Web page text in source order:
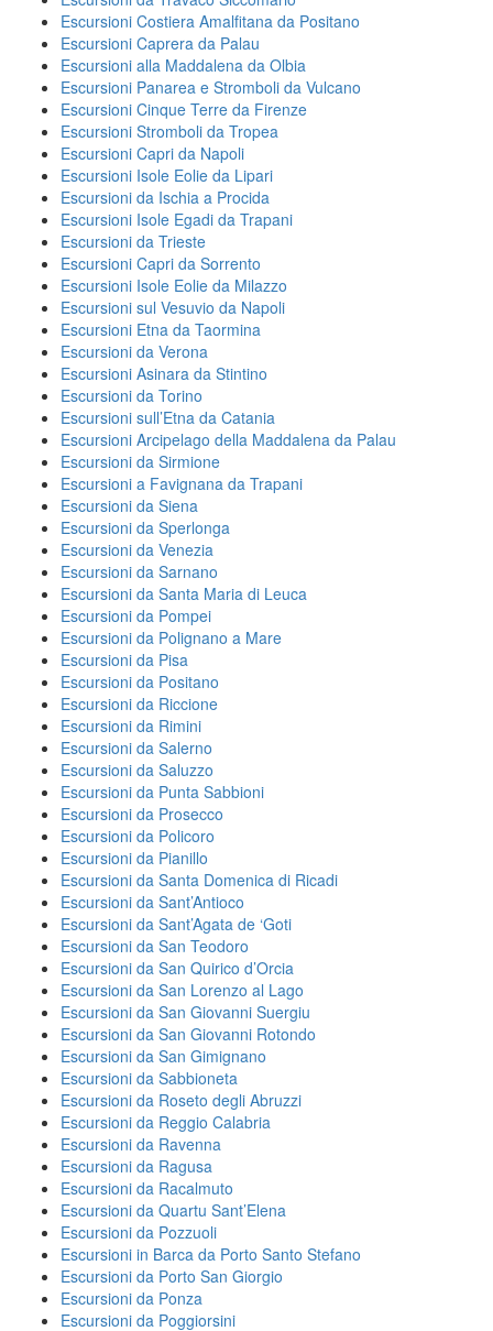
Escursioni Costiera Amalfitana da Positano
Escursioni Caprera da Palau
Escursioni alla Maddalena da Olbia
Escursioni Panarea e Stromboli da Vulcano
Escursioni Cinque Terre da Firenze
Escursioni Stromboli da Tropea
Escursioni Capri da Napoli
Escursioni Isole Eolie da Lipari
Escursioni da Ischia a Procida
Escursioni Isole Egadi da Trapani
Escursioni da Trieste
Escursioni Capri da Sorrento
Escursioni Isole Eolie da Milazzo
Escursioni sul Vesuvio da Napoli
Escursioni Etna da Taormina
Escursioni da Verona
Escursioni Asinara da Stintino
Escursioni da Torino
Escursioni sull’Etna da Catania
Escursioni Arcipelago della Maddalena da Palau
Escursioni da Sirmione
Escursioni a Favignana da Trapani
Escursioni da Siena
Escursioni da Sperlonga
Escursioni da Venezia
Escursioni da Sarnano
Escursioni da Santa Maria di Leuca
Escursioni da Pompei
Escursioni da Polignano a Mare
Escursioni da Pisa
Escursioni da Positano
Escursioni da Riccione
Escursioni da Rimini
Escursioni da Salerno
Escursioni da Saluzzo
Escursioni da Punta Sabbioni
Escursioni da Prosecco
Escursioni da Policoro
Escursioni da Pianillo
Escursioni da Santa Domenica di Ricadi
Escursioni da Sant’Antioco
Escursioni da Sant’Agata de ‘Goti
Escursioni da San Teodoro
Escursioni da San Quirico d’Orcia
Escursioni da San Lorenzo al Lago
Escursioni da San Giovanni Suergiu
Escursioni da San Giovanni Rotondo
Escursioni da San Gimignano
Escursioni da Sabbioneta
Escursioni da Roseto degli Abruzzi
Escursioni da Reggio Calabria
Escursioni da Ravenna
Escursioni da Ragusa
Escursioni da Racalmuto
Escursioni da Quartu Sant’Elena
Escursioni da Pozzuoli
Escursioni in Barca da Porto Santo Stefano
Escursioni da Porto San Giorgio
Escursioni da Ponza
Escursioni da Poggiorsini